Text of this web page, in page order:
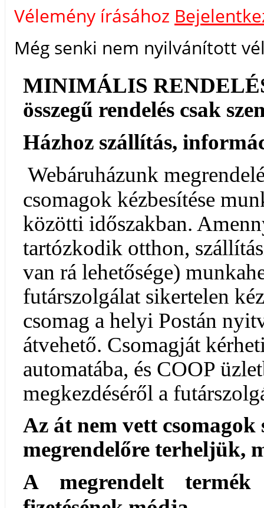
Vélemény írásához
Még senki nem nyilvánított
MINIMÁLIS
összegű rendelés csak
Házhoz szállítás,
Webáruházunk
csomagok kézbesítése
közötti időszakban.
tartózkodik otthon,
van rá lehetősége)
futárszolgálat sikertelen
csomag a helyi Postán
átvehető. Csomagját
automatába, és COOP
megkezdéséről a
Az át nem vett csomagok
megrendelőre terheljük,
A megrendelt